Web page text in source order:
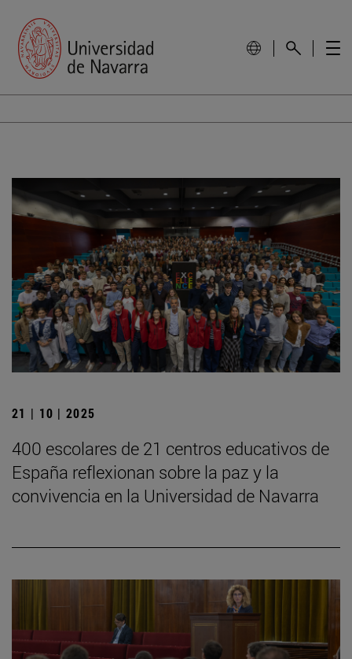
21 | 10 | 2025
400 escolares de 21 centros educativos de
España reflexionan sobre la paz y la
convivencia en la Universidad de Navarra